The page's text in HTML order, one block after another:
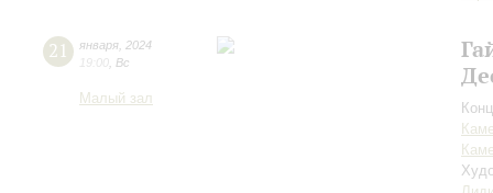
21 января 2024
19:00 Вс
Малый зал